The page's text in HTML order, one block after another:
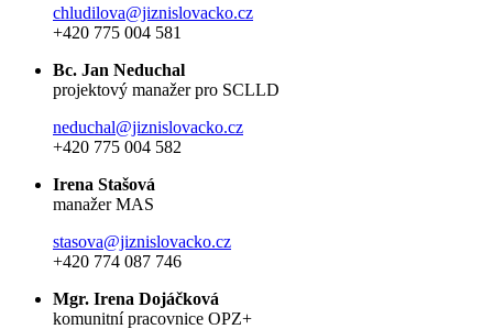
chludilova@jiznislovacko.cz
+420 775 004 581
Bc. Jan Neduchal
projektový manažer pro SCLLD
neduchal@jiznislovacko.cz
+420 775 004 582
Irena Stašová
manažer MAS
stasova@jiznislovacko.cz
+420 774 087 746
Mgr. Irena Dojáčková
komunitní pracovnice OPZ+